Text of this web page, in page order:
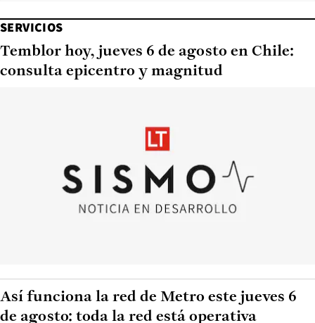
SERVICIOS
Temblor hoy, jueves 6 de agosto en Chile:
consulta epicentro y magnitud
Así funciona la red de Metro este jueves 6
de agosto: toda la red está operativa